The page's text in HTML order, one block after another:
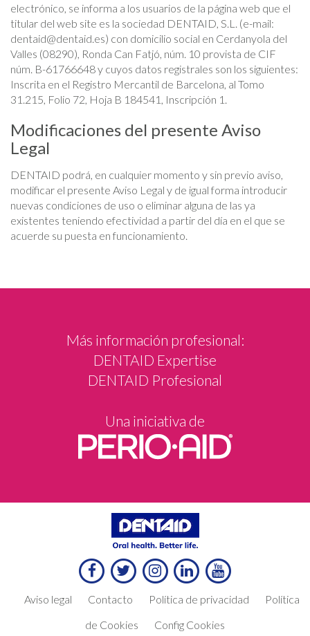
electrónico, se informa a los usuarios de la página web que el
titular del web site es la sociedad DENTAID, S.L. (e-mail:
dentaid@dentaid.es) con domicilio social en Cerdanyola del
Valles (08290), Ronda Can Fatjó, núm. 10 provista de CIF
núm. B-61766648 y cuyos datos registrales son los siguientes:
Inscrita en el Registro Mercantil de Barcelona, al Tomo
31.215, Folio 72, Hoja B 184541, Inscripción 1.
Modificaciones del presente Aviso
Legal
DENTAID podrá, en cualquier momento y sin previo aviso,
modificar el presente Aviso Legal y de igual forma introducir
nuevas condiciones de uso o eliminar alguna de las ya
existentes teniendo efectividad a partir del día en el que se
acuerde su puesta en funcionamiento.
Más información profesional:
DENTAID Expertise
DENTAID Profesional
Una iniciativa de
Aviso legal Contacto Política de privacidad
Política
de Cookies
Config Cookies